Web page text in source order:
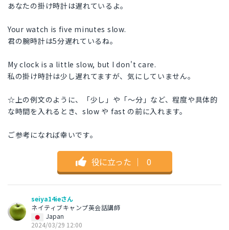
あなたの掛け時計は遅れているよ。
Your watch is five minutes slow.
君の腕時計は5分遅れているね。
My clock is a little slow, but I don't care.
私の掛け時計は少し遅れてますが、気にしていません。
☆上の例文のように、「少し」や「～分」など、程度や具体的
な時間を入れるとき、slow や fast の前に入れます。
ご参考になれば幸いです。
役に立った ｜ 0
seiya14ieさん
ネイティブキャンプ英会話講師
Japan
2024/03/29 12:00